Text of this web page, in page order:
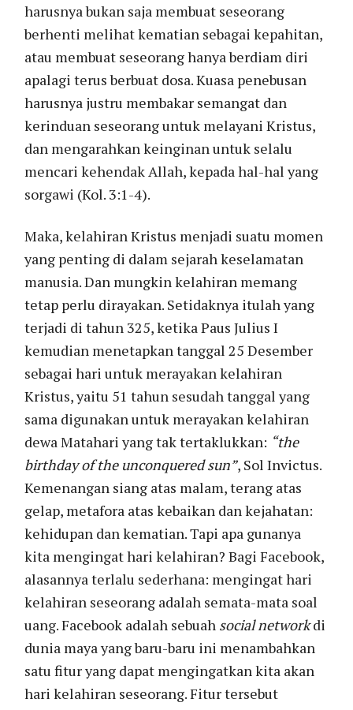
harusnya bukan saja membuat seseorang
berhenti melihat kematian sebagai kepahitan,
atau membuat seseorang hanya berdiam diri
apalagi terus berbuat dosa. Kuasa penebusan
harusnya justru membakar semangat dan
kerinduan seseorang untuk melayani Kristus,
dan mengarahkan keinginan untuk selalu
mencari kehendak Allah, kepada hal-hal yang
sorgawi (Kol. 3:1-4).
Maka, kelahiran Kristus menjadi suatu momen
yang penting di dalam sejarah keselamatan
manusia. Dan mungkin kelahiran memang
tetap perlu dirayakan. Setidaknya itulah yang
terjadi di tahun 325, ketika Paus Julius I
kemudian menetapkan tanggal 25 Desember
sebagai hari untuk merayakan kelahiran
Kristus, yaitu 51 tahun sesudah tanggal yang
sama digunakan untuk merayakan kelahiran
dewa Matahari yang tak tertaklukkan: “the
birthday of the unconquered sun”, Sol Invictus.
Kemenangan siang atas malam, terang atas
gelap, metafora atas kebaikan dan kejahatan:
kehidupan dan kematian. Tapi apa gunanya
kita mengingat hari kelahiran? Bagi Facebook,
alasannya terlalu sederhana: mengingat hari
kelahiran seseorang adalah semata-mata soal
uang. Facebook adalah sebuah social networkdi
dunia maya yang baru-baru ini menambahkan
satu fitur yang dapat mengingatkan kita akan
hari kelahiran seseorang. Fitur tersebut